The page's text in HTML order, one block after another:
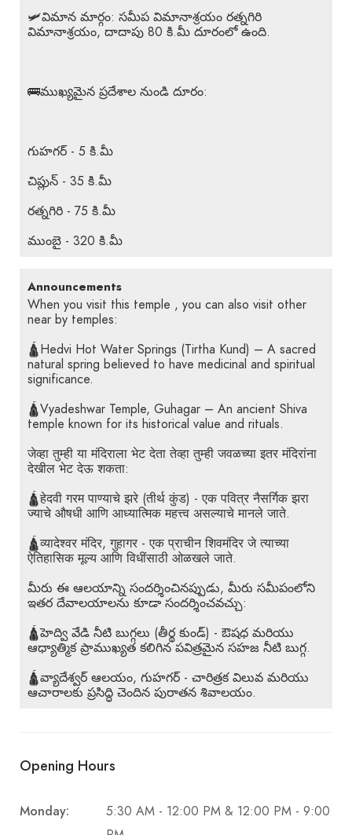
🛩️విమాన మార్గం: సమీప విమానాశ్రయం రత్నగిరి
విమానాశ్రయం, దాదాపు 80 కి.మీ దూరంలో ఉంది.
🚌ముఖ్యమైన ప్రదేశాల నుండి దూరం:
గుహగర్ - 5 కి.మీ
చిప్లున్ - 35 కి.మీ
రత్నగిరి - 75 కి.మీ
ముంబై - 320 కి.మీ
Announcements
When you visit this temple , you can also visit other
near by temples:
🛕Hedvi Hot Water Springs (Tirtha Kund) – A sacred
natural spring believed to have medicinal and spiritual
significance.
🛕Vyadeshwar Temple, Guhagar – An ancient Shiva
temple known for its historical value and rituals.
जेव्हा तुम्ही या मंदिराला भेट देता तेव्हा तुम्ही जवळच्या इतर मंदिरांना
देखील भेट देऊ शकता:
🛕हेदवी गरम पाण्याचे झरे (तीर्थ कुंड) - एक पवित्र नैसर्गिक झरा
ज्याचे औषधी आणि आध्यात्मिक महत्त्व असल्याचे मानले जाते.
🛕व्यादेश्वर मंदिर, गुहागर - एक प्राचीन शिवमंदिर जे त्याच्या
ऐतिहासिक मूल्य आणि विधींसाठी ओळखले जाते.
మీరు ఈ ఆలయాన్ని సందర్శించినప్పుడు, మీరు సమీపంలోని
ఇతర దేవాలయాలను కూడా సందర్శించవచ్చు:
🛕హెద్వి వేడి నీటి బుగ్గలు (తీర్థ కుండ్) - ఔషధ మరియు
ఆధ్యాత్మిక ప్రాముఖ్యత కలిగిన పవిత్రమైన సహజ నీటి బుగ్గ.
🛕వ్యాదేశ్వర్ ఆలయం, గుహగర్ - చారిత్రక విలువ మరియు
ఆచారాలకు ప్రసిద్ధి చెందిన పురాతన శివాలయం.
Opening Hours
Monday:
5:30 AM - 12:00 PM & 12:00 PM - 9:00